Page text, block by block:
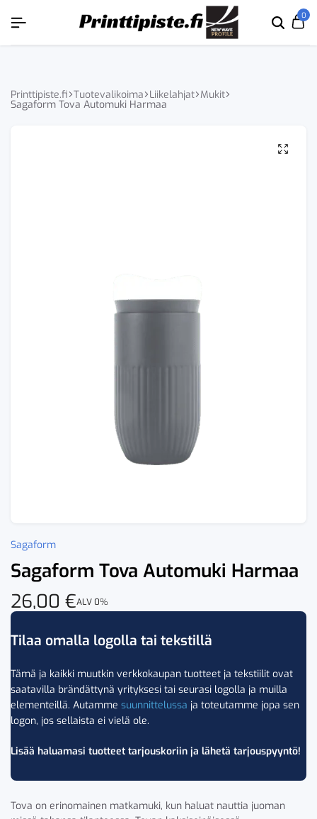
Etsi
0
Printtipiste.fi Tuotevalikoima Liikelahjat Mukit
Sagaform Tova Automuki Harmaa
Sagaform
Sagaform Tova Automuki Harmaa
26,00 €ALV 0%
Tilaa omalla logolla tai tekstillä
Tämä ja kaikki muutkin verkkokaupan tuotteet ja tekstiilit ovat
saatavilla brändättynä yrityksesi tai seurasi logolla ja muilla
elementeillä. Autamme suunnittelussa ja toteutamme jopa sen
logon, jos sellaista ei vielä ole.
Lisää haluamasi tuotteet tarjouskoriin ja lähetä tarjouspyyntö!
Tova on erinomainen matkamuki, kun haluat nauttia juoman